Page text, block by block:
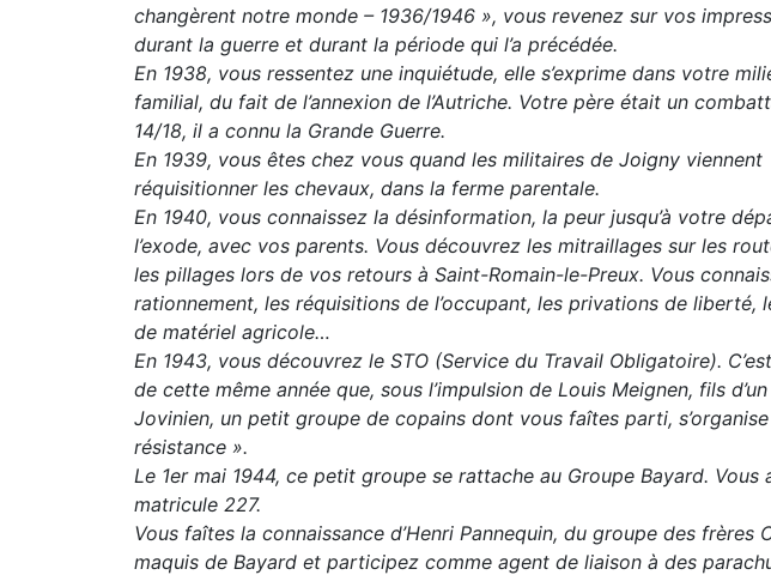
changèrent notre monde – 1936/1946 », vous revenez sur vos
durant la guerre et durant la période qui l’a précédée.
En 1938, vous ressentez une inquiétude, elle s’exprime dans votre
familial, du fait de l’annexion de l’Autriche. Votre père était un
14/18, il a connu la Grande Guerre.
En 1939, vous êtes chez vous quand les militaires de Joigny viennent
réquisitionner les chevaux, dans la ferme parentale.
En 1940, vous connaissez la désinformation, la peur jusqu’à votre
l’exode, avec vos parents. Vous découvrez les mitraillages sur les
les pillages lors de vos retours à Saint-Romain-le-Preux. Vous
rationnement, les réquisitions de l’occupant, les privations de liberté,
de matériel agricole…
En 1943, vous découvrez le STO (Service du Travail Obligatoire).
de cette même année que, sous l’impulsion de Louis Meignen, fils
Jovinien, un petit groupe de copains dont vous faîtes parti,
résistance ».
Le 1er mai 1944, ce petit groupe se rattache au Groupe Bayard. Vous
matricule 227.
Vous faîtes la connaissance d’Henri Pannequin, du groupe des frères
maquis de Bayard et participez comme agent de liaison à des